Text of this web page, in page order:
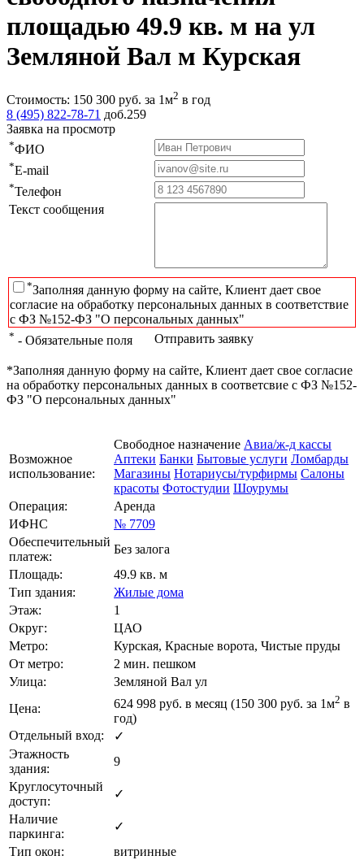
площадью 49.9 кв. м на ул
Земляной Вал м Курская
Стоимость: 150 300 руб. за 1м2 в год
8 (495) 822-78-71 доб.259
Заявка на просмотр
*ФИО
*E-mail
*Телефон
Текст сообщения
*Заполняя данную форму на сайте, Клиент дает свое
согласие на обработку персональных данных в соответствие
с ФЗ №152-ФЗ "О персональных данных"
* - Обязательные поля Отправить заявку
*Заполняя данную форму на сайте, Клиент дает свое согласие
на обработку персональных данных в соответсвие с ФЗ №152-
ФЗ "О персональных данных"
Возможное
использование:
Свободное назначение Авиа/ж-д кассы
Аптеки Банки Бытовые услуги Ломбарды
Магазины Нотариусы/турфирмы Салоны
красоты Фотостудии Шоурумы
Операция:
Аренда
ИФНС
№ 7709
Обеспечительный
платеж:
Без залога
Площадь:
49.9 кв. м
Тип здания:
Жилые дома
Этаж:
1
Округ:
ЦАО
Метро:
Курская, Красные ворота, Чистые пруды
От метро:
2 мин. пешком
Улица:
Земляной Вал ул
Цена:
624 998 руб. в месяц (150 300 руб. за 1м2 в
год)
Отдельный вход:
✓
Этажность
здания:
9
Круглосуточный
доступ:
✓
Наличие
паркинга:
✓
Тип окон:
витринные